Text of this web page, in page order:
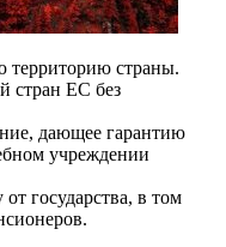
территорию страны.
стран ЕС без
дающее гарантию
учреждении
государства, в том